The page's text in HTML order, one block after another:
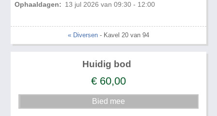
Ophaaldagen: 13 jul 2026 van 09:30 - 12:00
« Diversen - Kavel 20 van 94
Huidig bod
€ 60,00